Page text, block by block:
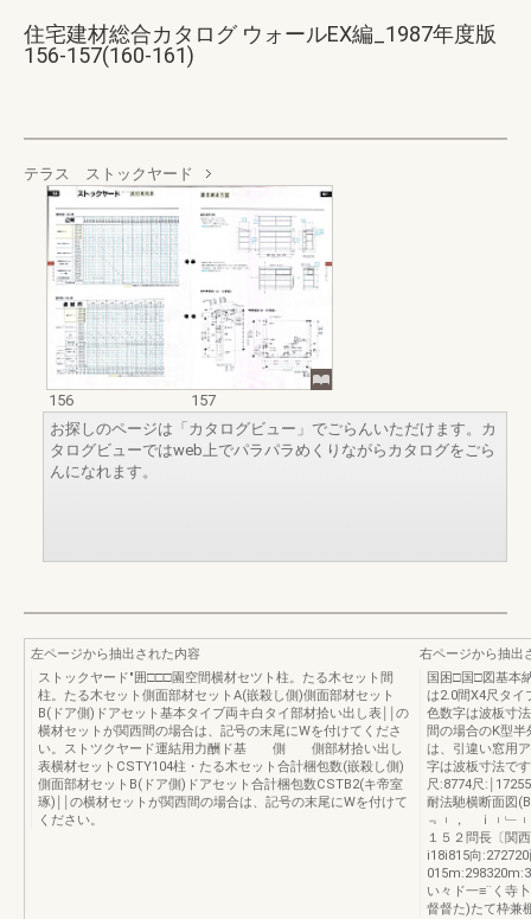
住宅建材総合カタログ ウォールEX編_1987年度版
156-157(160-161)
テラス ストックヤード
156
157
お探しのページは「カタログビュー」でごらんいただけます。カ
タログビューではweb上でパラパラめくりながらカタログをごら
んになれます。
左ページから抽出された内容
ストックヤード"囲□□□園空間横材セツト柱。たる木セット間
柱。たる木セット側面部材セットA(嵌殺し側)側面部材セット
B(ドア側)ドアセット基本タイブ両キ白タイ部材拾い出し表￨￨の
横材セットが関西間の場合は、記号の末尾にWを付けてくださ
い。ストツクヤード運結用力酬ド基 側 側部材拾い出し
表横材セットCSTY104柱・たる木セット合計梱包数(嵌殺し側)
側面部材セットB(ドア側)ドアセット合計梱包数CSTB2(キ帝室
琢)￨￨の横材セットが関西間の場合は、記号の末尾にWを付けて
ください。
右ページから抽出
国困□国□図基本
は2.0間X4尺タイ
色数字は波板寸
間の場合のK型
は、引違い窓用
字は波板寸法で
尺:8774尺:￨
耐法馳横断面図
﹃︲， ｉ
１５２問長〔関
i18i815向
い々ド一≡¨く寺
督督た)たて枠兼